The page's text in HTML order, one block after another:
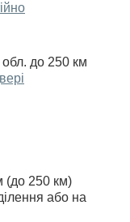
обл. до 250 км
(до 250 км)
або на